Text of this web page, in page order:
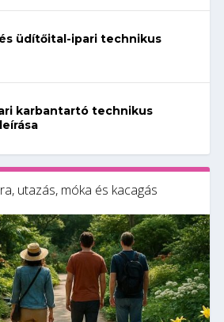
üdítőital-ipari technikus
karbantartó technikus
utazás, móka és kacagás